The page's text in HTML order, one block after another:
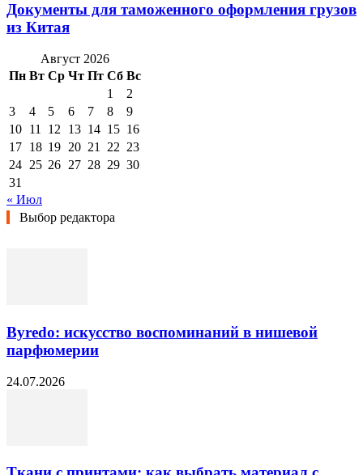
Документы для таможенного оформления грузов
из Китая
Август 2026
Пн Вт Ср Чт Пт Сб Вс
1
2
3
4 5 6 7 8
9
10 11 12 13 14 15 16
17 18 19 20 21 22 23
24 25 26 27 28 29 30
31
« Июл
Выбор редактора
Byredo: искусство воспоминаний в нишевой
парфюмерии
24.07.2026